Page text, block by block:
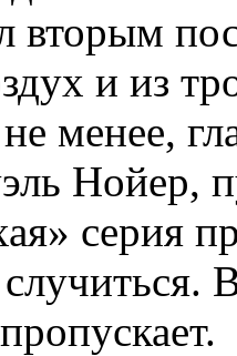
вторым
и из
менее,
Нойер,
серия